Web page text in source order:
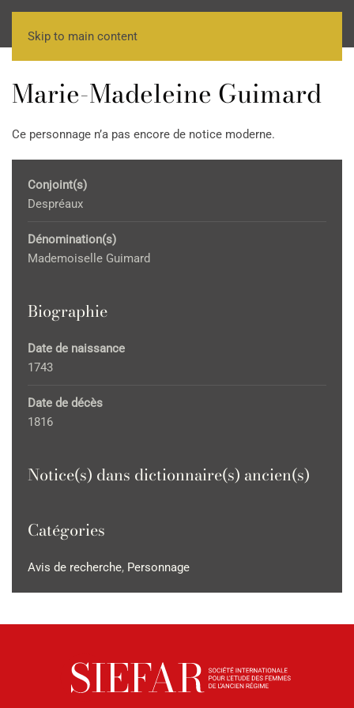
Skip to main content
Marie-Madeleine Guimard
Ce personnage n’a pas encore de notice moderne.
Conjoint(s)
Despréaux
Dénomination(s)
Mademoiselle Guimard
Biographie
Date de naissance
1743
Date de décès
1816
Notice(s) dans dictionnaire(s) ancien(s)
Catégories
Avis de recherche, Personnage